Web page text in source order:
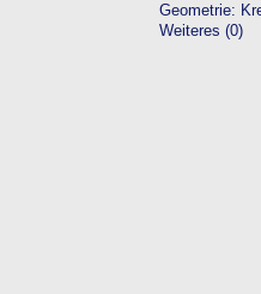
Geometrie:
Weiteres (0)